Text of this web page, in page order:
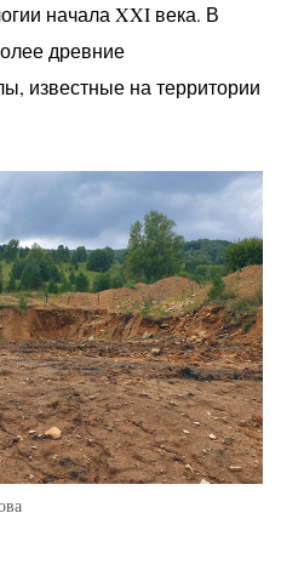
начала XXI века. В
древние
известные на территории